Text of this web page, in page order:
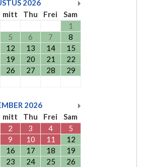
2026
mitt Thu Frei
Sam
1
5 6 7
8
12 13 14
15
19 20 21
22
26 27 28
29
2026
mitt Thu Frei
Sam
2 3 4
5
9 10 11
12
16 17 18
19
23 24 25
26